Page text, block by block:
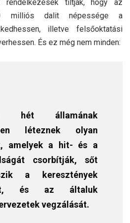
rendelkezések tiltják, hogy az
milliós dalit népessége a
illetve felsőoktatási
És ez még nem minden:
hét államának
léteznek olyan
amelyek a hit- és a
csorbítják, sőt
a keresztények
és az általuk
vegzálását.